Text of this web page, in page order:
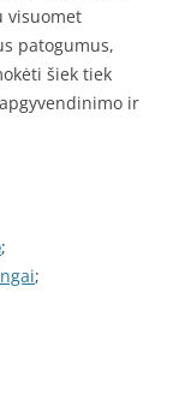
visuomet
patogumus,
šiek tiek
ir
;
;